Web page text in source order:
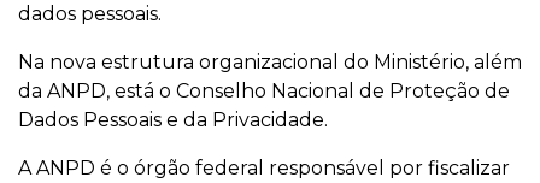
dados pessoais.
Na nova estrutura organizacional do Ministério, além
da ANPD, está o Conselho Nacional de Proteção de
Dados Pessoais e da Privacidade.
A ANPD é o órgão federal responsável por fiscalizar